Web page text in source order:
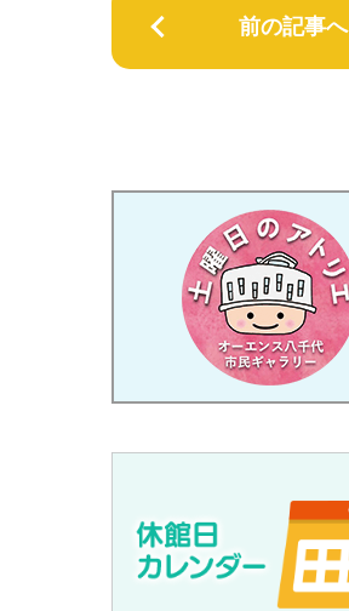
前の記事へ